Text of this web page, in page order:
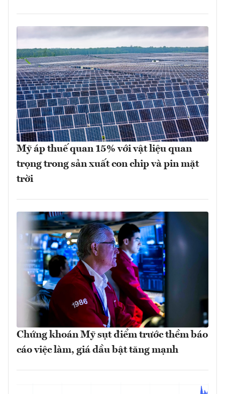
Mỹ áp thuế quan 15% với vật liệu quan
trọng trong sản xuất con chip và pin mặt
trời
Chứng khoán Mỹ sụt điểm trước thềm báo
cáo việc làm, giá dầu bật tăng mạnh